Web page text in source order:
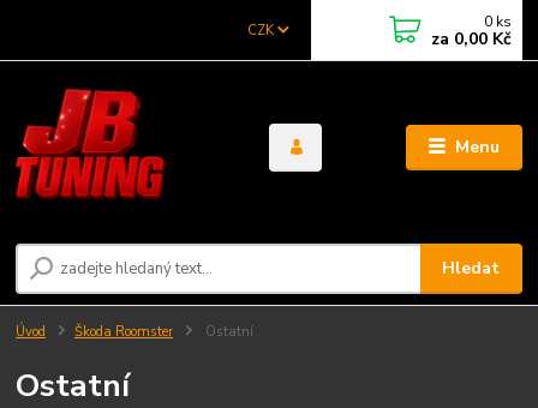
Menu
CZK
Hledat
0 ks
za 0,00 Kč
Úvod Škoda Roomster Ostatní
Ostatní